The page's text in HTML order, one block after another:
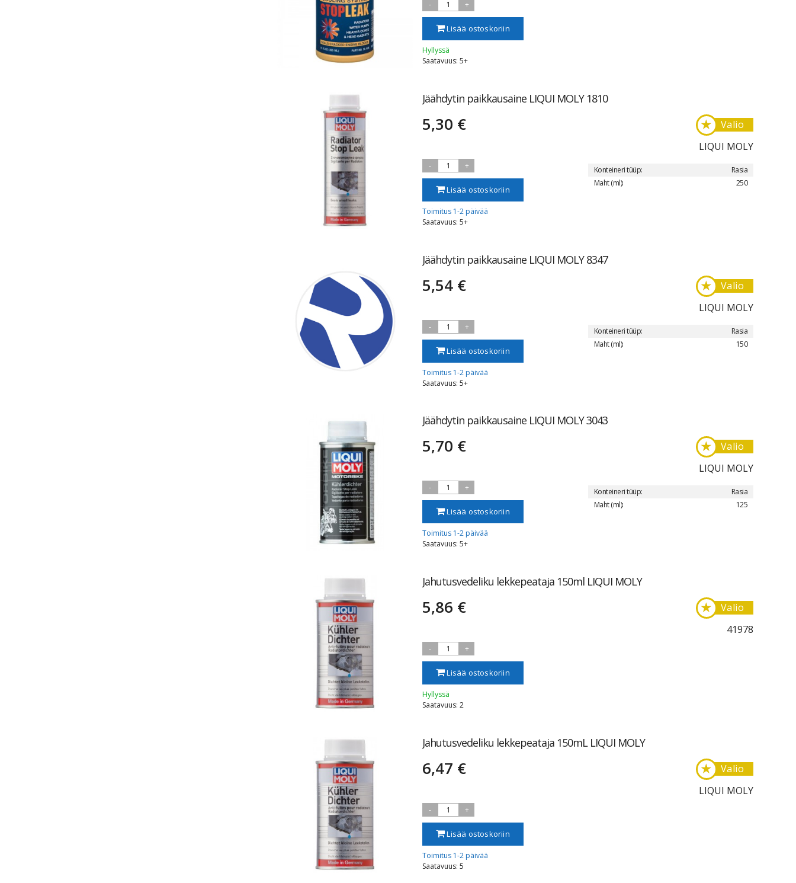
- 1 +
Lisää ostoskoriin
Hyllyssä
Saatavuus: 5+
Jäähdytin paikkausaine LIQUI MOLY 1810
5,30 €
- 1 +
Lisää ostoskoriin
Toimitus 1-2 päivää
Saatavuus: 5+
Valio
★
LIQUI MOLY
Konteineri tüüp:
Rasia
Maht (ml):
250
Jäähdytin paikkausaine LIQUI MOLY 8347
5,54 €
- 1 +
Lisää ostoskoriin
Toimitus 1-2 päivää
Saatavuus: 5+
Valio
★
LIQUI MOLY
Konteineri tüüp:
Rasia
Maht (ml):
150
Jäähdytin paikkausaine LIQUI MOLY 3043
5,70 €
- 1 +
Lisää ostoskoriin
Toimitus 1-2 päivää
Saatavuus: 5+
Valio
★
LIQUI MOLY
Konteineri tüüp:
Rasia
Maht (ml):
125
Jahutusvedeliku lekkepeataja 150ml LIQUI MOLY
5,86 €
- 1 +
Lisää ostoskoriin
Hyllyssä
Saatavuus: 2
Valio
★
41978
Jahutusvedeliku lekkepeataja 150mL LIQUI MOLY
6,47 €
- 1 +
Lisää ostoskoriin
Toimitus 1-2 päivää
Saatavuus: 5
Valio
★
LIQUI MOLY